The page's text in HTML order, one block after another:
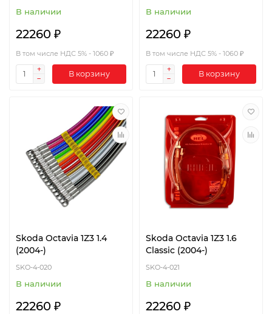
В наличии
22260 ₽
В том числе НДС 5% - 1060 ₽
В корзину
В наличии
22260 ₽
В том числе НДС 5% - 1060 ₽
В корзину
Skoda Octavia 1Z3 1.4
(2004-)
SKO-4-020
В наличии
22260 ₽
Skoda Octavia 1Z3 1.6
Classic (2004-)
SKO-4-021
В наличии
22260 ₽